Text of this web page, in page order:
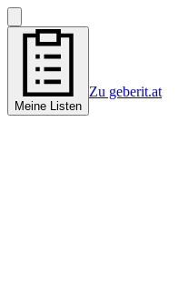
Meine Listen
Zu geberit.at